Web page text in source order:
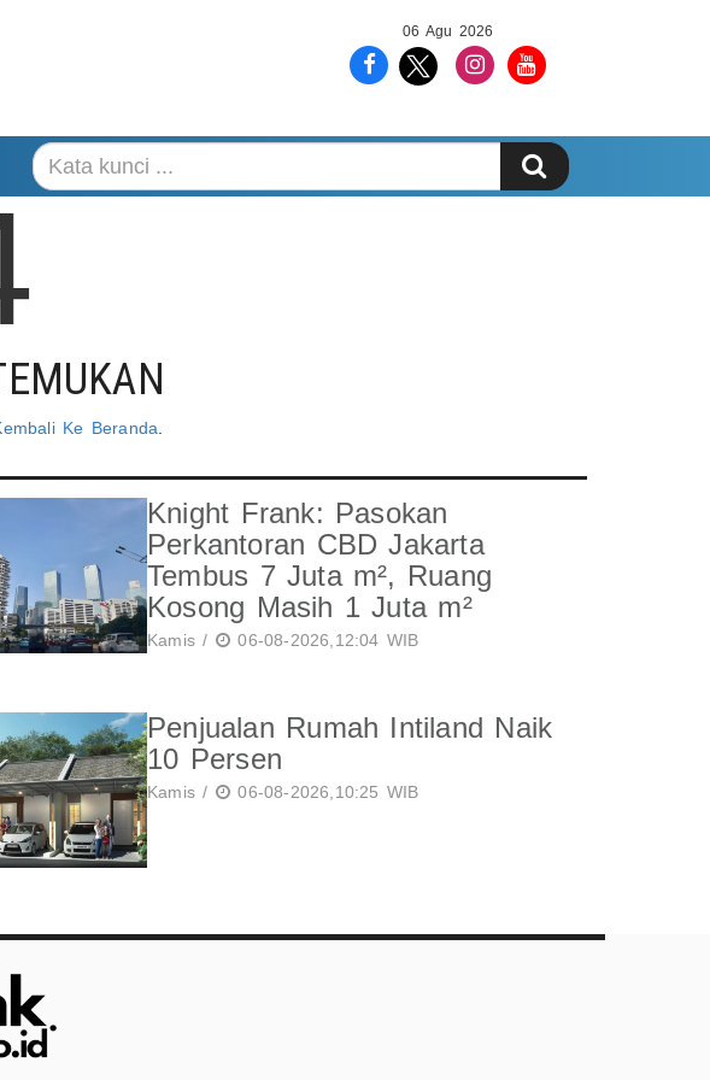
06 Agu 2026
Ke Beranda
Knight Frank: Pasokan
Perkantoran CBD Jakarta
Tembus 7 Juta m², Ruang
Kosong Masih 1 Juta m²
Kamis / 06-08-2026,12:04 WIB
Penjualan Rumah Intiland Naik
10 Persen
Kamis / 06-08-2026,10:25 WIB